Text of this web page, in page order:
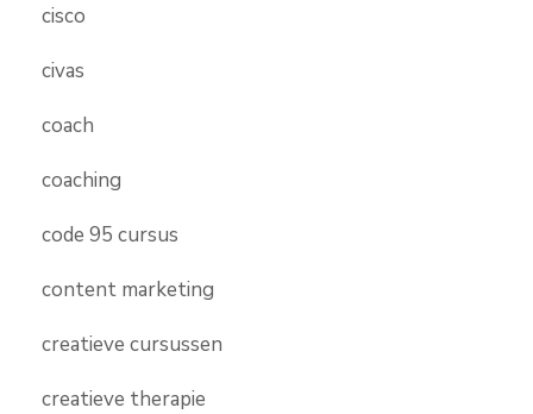
cisco
civas
coach
coaching
code 95 cursus
content marketing
creatieve cursussen
creatieve therapie